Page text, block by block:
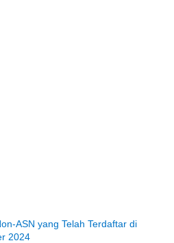
ASN yang Telah Terdaftar di
2024